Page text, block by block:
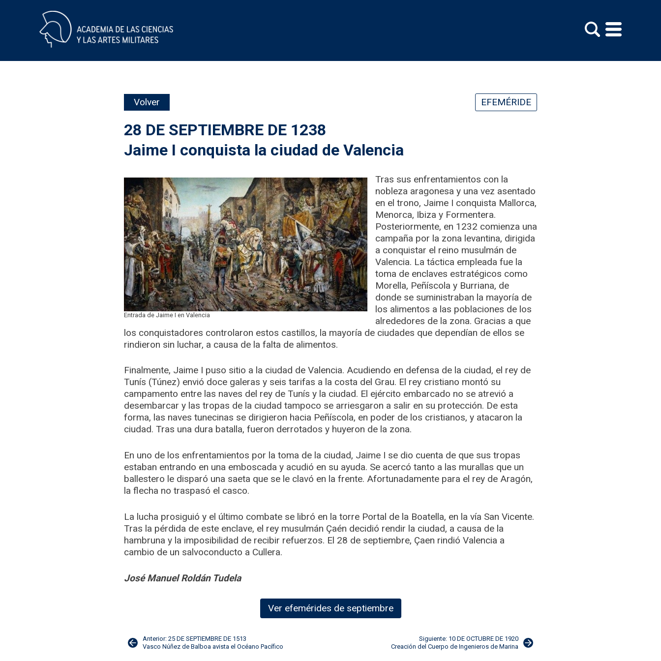
Volver EFEMÉRIDE
28 DE SEPTIEMBRE DE 1238
Jaime I conquista la ciudad de Valencia
Entrada de Jaime I en Valencia
Tras sus enfrentamientos con la
nobleza aragonesa y una vez asentado
en el trono, Jaime I conquista Mallorca,
Menorca, Ibiza y Formentera.
Posteriormente, en 1232 comienza una
campaña por la zona levantina, dirigida
a conquistar el reino musulmán de
Valencia. La táctica empleada fue la
toma de enclaves estratégicos como
Morella, Peñíscola y Burriana, de
donde se suministraban la mayoría de
los alimentos a las poblaciones de los
alrededores de la zona. Gracias a que
los conquistadores controlaron estos castillos, la mayoría de ciudades que dependían de ellos se
rindieron sin luchar, a causa de la falta de alimentos.
Finalmente, Jaime I puso sitio a la ciudad de Valencia. Acudiendo en defensa de la ciudad, el rey de
Tunís (Túnez) envió doce galeras y seis tarifas a la costa del Grau. El rey cristiano montó su
campamento entre las naves del rey de Tunís y la ciudad. El ejército embarcado no se atrevió a
desembarcar y las tropas de la ciudad tampoco se arriesgaron a salir en su protección. De esta
forma, las naves tunecinas se dirigieron hacia Peñíscola, en poder de los cristianos, y atacaron la
ciudad. Tras una dura batalla, fueron derrotados y huyeron de la zona.
En uno de los enfrentamientos por la toma de la ciudad, Jaime I se dio cuenta de que sus tropas
estaban entrando en una emboscada y acudió en su ayuda. Se acercó tanto a las murallas que un
ballestero le disparó una saeta que se le clavó en la frente. Afortunadamente para el rey de Aragón,
la flecha no traspasó el casco.
La lucha prosiguió y el último combate se libró en la torre Portal de la Boatella, en la vía San Vicente.
Tras la pérdida de este enclave, el rey musulmán Çaén decidió rendir la ciudad, a causa de la
hambruna y la imposibilidad de recibir refuerzos. El 28 de septiembre, Çaen rindió Valencia a
cambio de un salvoconducto a Cullera.
José Manuel Roldán Tudela
Ver efemérides de septiembre
Navegación
Anterior: 25 DE SEPTIEMBRE DE 1513
Vasco Núñez de Balboa avista el Océano Pacífico
Siguiente: 10 DE OCTUBRE DE 1920
Creación del Cuerpo de Ingenieros de Marina